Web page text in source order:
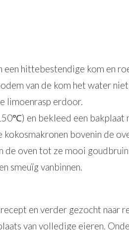
hittebestendige kom en
van de kom het water
limoenrasp erdoor.
en bekleed een bakplaat
bovenin de
de oven tot ze mooi
smeuïg vanbinnen.
en verder gezocht naar
van volledige eieren.